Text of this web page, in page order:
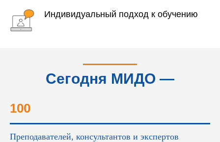
Индивидуальный подход к обучению
Сегодня МИДО —
100
Преподавателей, консультантов и экспертов